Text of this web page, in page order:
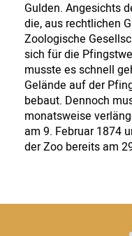
Gulden. Angesichts
die, aus rechtlichen
Zoologische
sich für die
musste es schnell
Gelände auf der
bebaut. Dennoch
monatsweise
am 9. Februar 1874
der Zoo bereits am